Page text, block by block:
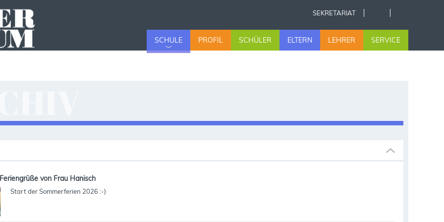
SEKRETARIAT
SCHULE PROFIL SCHÜLER ELTERN LEHRER SERVICE
Feriengrüße von Frau Hanisch
Start der Sommerferien 2026 :-)